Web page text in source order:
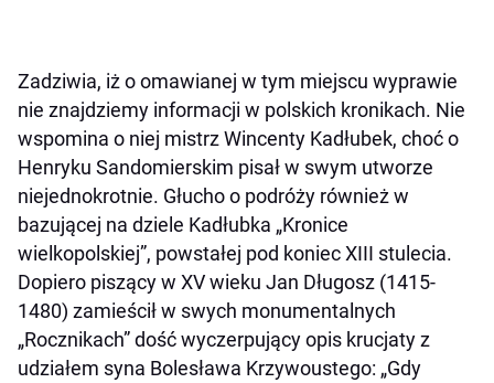
Zadziwia, iż o omawianej w tym miejscu wyprawie
nie znajdziemy informacji w polskich kronikach. Nie
wspomina o niej mistrz Wincenty Kadłubek, choć o
Henryku Sandomierskim pisał w swym utworze
niejednokrotnie. Głucho o podróży również w
bazującej na dziele Kadłubka „Kronice
wielkopolskiej”, powstałej pod koniec XIII stulecia.
Dopiero piszący w XV wieku Jan Długosz (1415-
1480) zamieścił w swych monumentalnych
„Rocznikach” dość wyczerpujący opis krucjaty z
udziałem syna Bolesława Krzywoustego: „Gdy